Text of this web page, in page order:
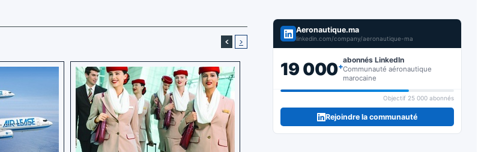
< >
Aeronautique.ma
linkedin.com/company/aeronautique-ma
19 000+
abonnés LinkedIn
Communauté aéronautique
marocaine
Objectif 25 000 abonnés
Rejoindre la communauté